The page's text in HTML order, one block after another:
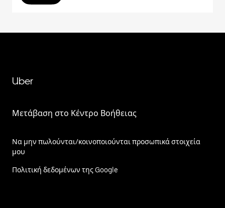
Uber
Μετάβαση στο Κέντρο Βοήθειας
Να μην πωλούνται/κοινοποιούνται προσωπικά στοιχεία
μου
Πολιτική δεδομένων της Google